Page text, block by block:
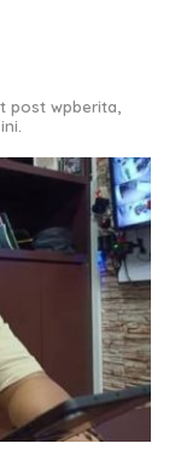
post wpberita,